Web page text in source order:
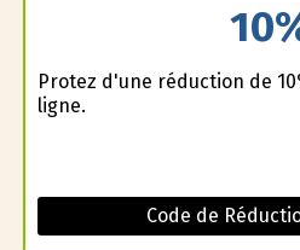
Profitez d'une réduction de
ligne.
Code de